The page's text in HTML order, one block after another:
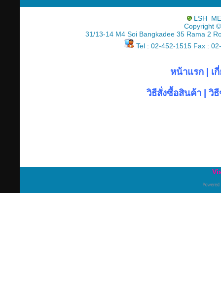
LSH
Copyright
31/13-14 M4 Soi Bangkadee 35 Rama 2
Tel : 02-452-1515 Fax :
หน้าแรก| เ
วิธีสั่งซื้อสินค้า|วิธี